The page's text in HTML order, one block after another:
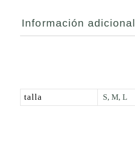
Información adicional
talla S, M, L